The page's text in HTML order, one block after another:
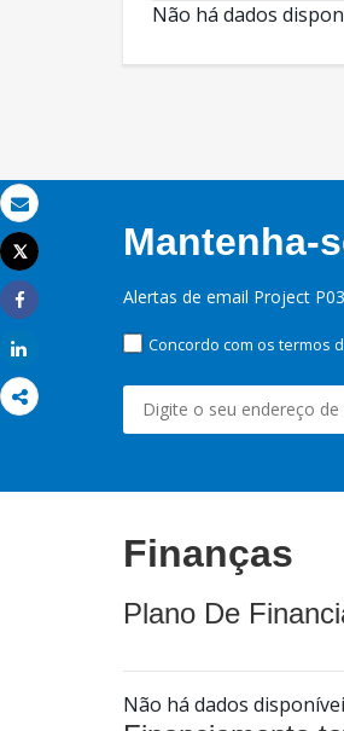
Email
Imprimir
Tweet
Share
Não há dados
Mantenha-
Alertas de email Project
Concordo com os termos
Finanças
Plano De
Não há dados